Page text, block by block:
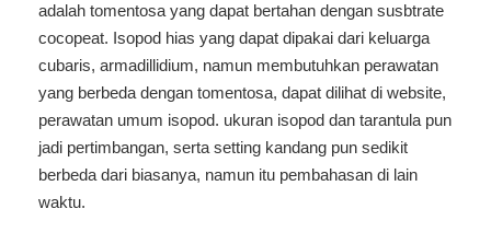
adalah tomentosa yang dapat bertahan dengan susbtrate
cocopeat. Isopod hias yang dapat dipakai dari keluarga
cubaris, armadillidium, namun membutuhkan perawatan
yang berbeda dengan tomentosa, dapat dilihat di website,
perawatan umum isopod. ukuran isopod dan tarantula pun
jadi pertimbangan, serta setting kandang pun sedikit
berbeda dari biasanya, namun itu pembahasan di lain
waktu.